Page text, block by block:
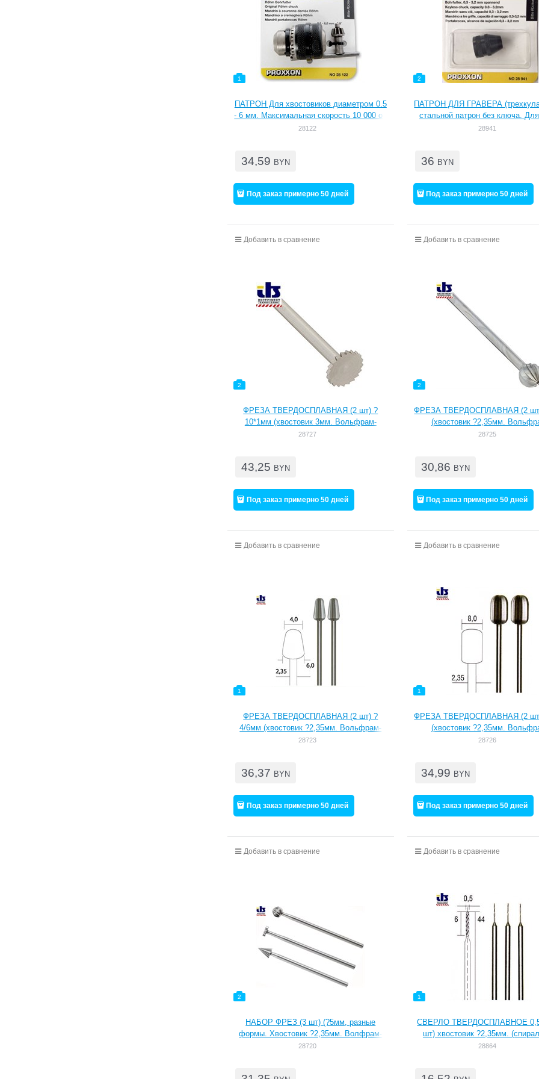
1
ПАТРОН Для хвостовиков диаметром 0.5
- 6 мм. Максимальная скорость 10 000 об
/ мин , промышленное качество , высокоя
входит в комплект .
28122
34,59 BYN
Под заказ примерно 50 дней
Добавить в сравнение
2
ПАТРОН ДЛЯ ГРАВЕРА
стальной патрон без ключа.
ручного инструмента серии
28941
36 BYN
Под заказ примерно 50 дней
Добавить в сравнение
2
ФРЕЗА ТВЕРДОСПЛАВНАЯ (2 шт) ?
10*1мм (хвостовик 3мм. Вольфрам-
ванадиевые фрезы. Высокоточная
твердой древесине, цветным и
Идеальны для фрезерования,фасон
28727
43,25 BYN
Под заказ примерно 50 дней
Добавить в сравнение
2
ФРЕЗА ТВЕРДОСПЛАВНАЯ (2
(хвостовик ?2,35мм.
ванадиевые фрезы.
твердой древесине, цветным
Идеальны для фрезерования,
28725
30,86 BYN
Под заказ примерно 50 дней
Добавить в сравнение
1
ФРЕЗА ТВЕРДОСПЛАВНАЯ (2 шт) ?
4/6мм (хвостовик ?2,35мм. Вольфрам-
ванадиевые фрезы. Высокоточная
твердой древесине, цветным и
Идеальны для фрезерования, ф
28723
36,37 BYN
Под заказ примерно 50 дней
Добавить в сравнение
1
ФРЕЗА ТВЕРДОСПЛАВНАЯ (2
(хвостовик ?2,35мм.
ванадиевые фрезы.
твердой древесине, цветным
Идеальны для фрезерования,
28726
34,99 BYN
Под заказ примерно 50 дней
Добавить в сравнение
2
НАБОР ФРЕЗ (3 шт) (?5мм, разные
формы. Хвостовик ?2,35мм. Волфрам-
ванадиевые фрезы. Высокоточная
28720
1
СВЕРЛО ТВЕРДОСПЛАВНОЕ
шт) хвостовик ?2,35мм.
сверла из быстрорежущей
28864